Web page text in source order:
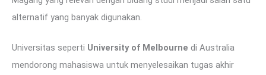
alternatif yang banyak digunakan.
Universitas seperti University of Melbourne di Australia
mendorong mahasiswa untuk menyelesaikan tugas akhir